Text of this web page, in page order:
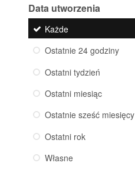
Data utworzenia
Każde
Ostatnie 24 godziny
Ostatni tydzień
Ostatni miesiąc
Ostatnie sześć miesięcy
Ostatni rok
Własne